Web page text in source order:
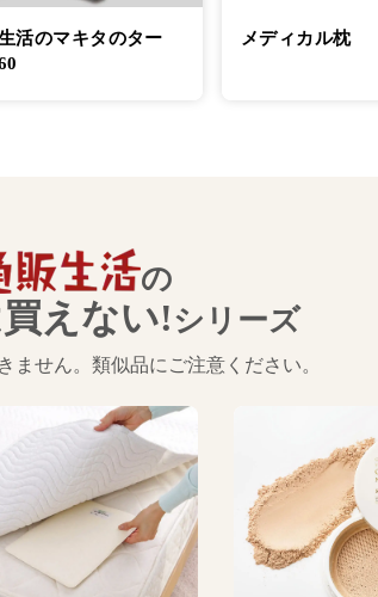
活のマキタのター
メディカル枕
の
えない!シリーズ
ません。類似品にご注意ください。